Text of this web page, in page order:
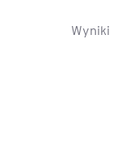
Wyniki